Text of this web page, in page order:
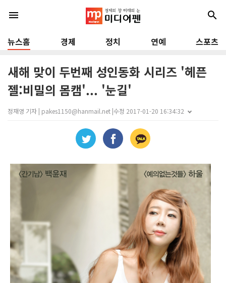
menu search
뉴스홈 경제 정치 연예 스포츠
새해 맞이 두번째 성인동화 시리즈 '헤픈
젤:비밀의 몸캠'... '눈길'
정재영 기자 | pakes1150@hanmail.net |수정 2017-01-20 16:34:32